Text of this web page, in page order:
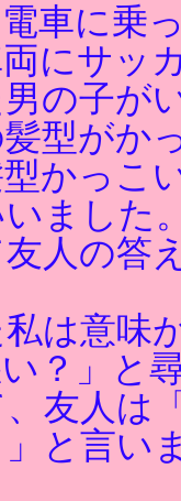
車に乗
にサッ
の子が
型がか
かっこ
ました
人の答
は意味
？」と
友人は
と言い